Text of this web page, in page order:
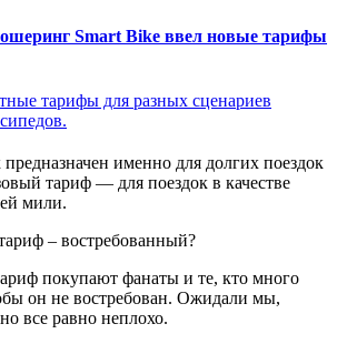
Smart Bike ввел новые тарифы
тарифы для разных сценариев
именно для долгих поездок
тариф — для поездок в качестве
мили.
– востребованный?
покупают фанаты и те, кто много
он не востребован. Ожидали мы,
все равно неплохо.